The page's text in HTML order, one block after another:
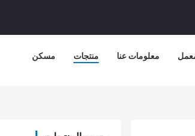
مسكن منتجات معلومات عنا